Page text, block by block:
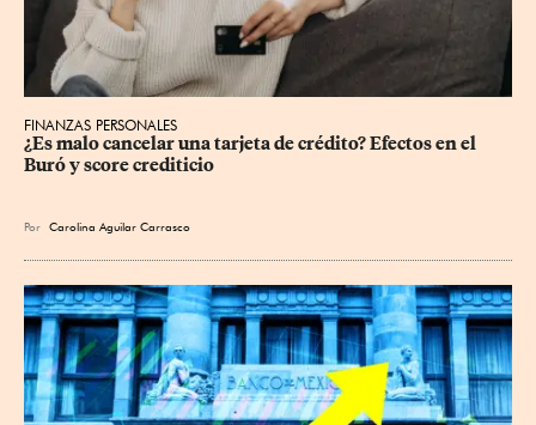
FINANZAS PERSONALES
¿Es malo cancelar una tarjeta de crédito? Efectos en el
Buró y score crediticio
Por Carolina Aguilar Carrasco